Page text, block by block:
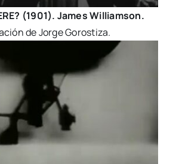
(1901). James Williamson.
de Jorge Gorostiza.